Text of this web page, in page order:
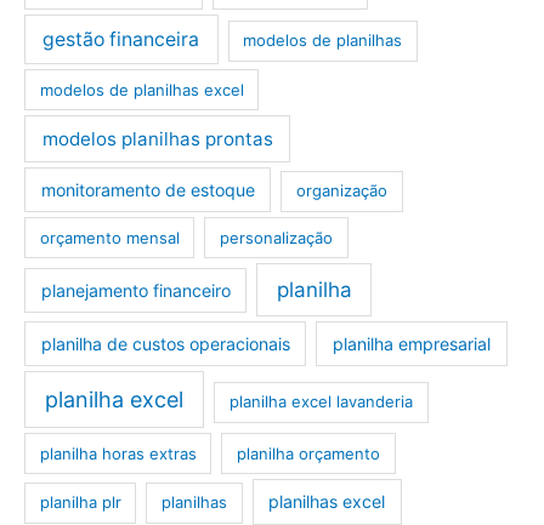
gestão financeira modelos de planilhas
modelos de planilhas excel
modelos planilhas prontas
monitoramento de estoque organização
orçamento mensal personalização
planejamento financeiro planilha
planilha de custos operacionais planilha empresarial
planilha excel planilha excel lavanderia
planilha horas extras planilha orçamento
planilha plr planilhas planilhas excel